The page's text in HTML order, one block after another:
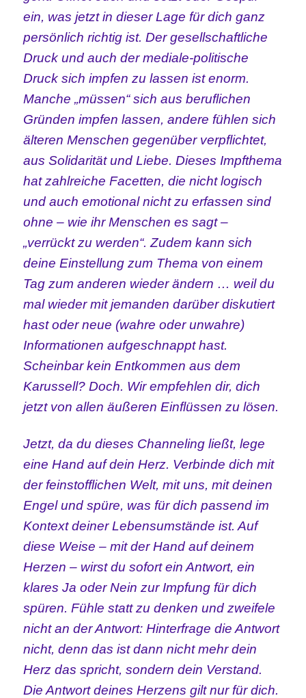
ein, was jetzt in dieser Lage für dich ganz
persönlich richtig ist. Der gesellschaftliche
Druck und auch der mediale-politische
Druck sich impfen zu lassen ist enorm.
Manche „müssen“ sich aus beruflichen
Gründen impfen lassen, andere fühlen sich
älteren Menschen gegenüber verpflichtet,
aus Solidarität und Liebe. Dieses Impfthema
hat zahlreiche Facetten, die nicht logisch
und auch emotional nicht zu erfassen sind
ohne – wie ihr Menschen es sagt –
„verrückt zu werden“. Zudem kann sich
deine Einstellung zum Thema von einem
Tag zum anderen wieder ändern … weil du
mal wieder mit jemanden darüber diskutiert
hast oder neue (wahre oder unwahre)
Informationen aufgeschnappt hast.
Scheinbar kein Entkommen aus dem
Karussell? Doch. Wir empfehlen dir, dich
jetzt von allen äußeren Einflüssen zu lösen.
Jetzt, da du dieses Channeling ließt, lege
eine Hand auf dein Herz. Verbinde dich mit
der feinstofflichen Welt, mit uns, mit deinen
Engel und spüre, was für dich passend im
Kontext deiner Lebensumstände ist. Auf
diese Weise – mit der Hand auf deinem
Herzen – wirst du sofort ein Antwort, ein
klares Ja oder Nein zur Impfung für dich
spüren. Fühle statt zu denken und zweifele
nicht an der Antwort: Hinterfrage die Antwort
nicht, denn das ist dann nicht mehr dein
Herz das spricht, sondern dein Verstand.
Die Antwort deines Herzens gilt nur für dich.